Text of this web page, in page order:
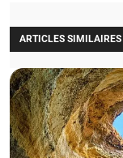
ARTICLES SIMILAIRES